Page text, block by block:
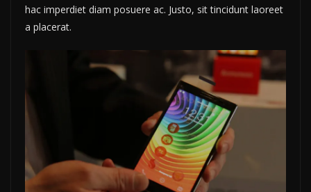
hac imperdiet diam posuere ac. Justo, sit tincidunt laoreet
a placerat.